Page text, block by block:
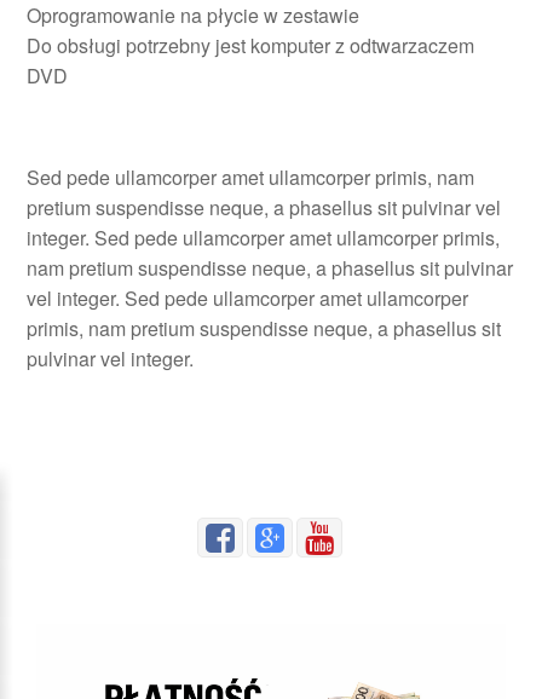
Oprogramowanie na płycie w zestawie
Do obsługi potrzebny jest komputer z odtwarzaczem
DVD
Sed pede ullamcorper amet ullamcorper primis, nam
pretium suspendisse neque, a phasellus sit pulvinar vel
integer. Sed pede ullamcorper amet ullamcorper primis,
nam pretium suspendisse neque, a phasellus sit pulvinar
vel integer. Sed pede ullamcorper amet ullamcorper
primis, nam pretium suspendisse neque, a phasellus sit
pulvinar vel integer.